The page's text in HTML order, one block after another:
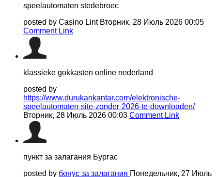
speelautomaten stedebroec
posted by Casino Lint Вторник, 28 Июль 2026 00:05
Comment Link
klassieke gokkasten online nederland
posted by
https://www.durukankantar.com/elektronische-
speelautomaten-site-zonder-2026-te-downloaden/
Вторник, 28 Июль 2026 00:03 Comment Link
пункт за залагания Бургас
posted by бонус за залагания Понедельник, 27 Июль